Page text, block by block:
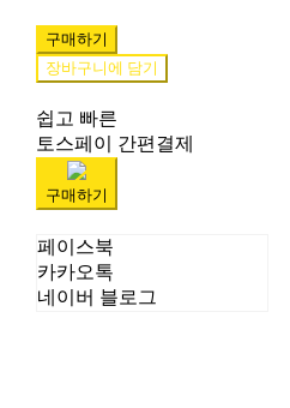
구매하기
장바구니에 담기
쉽고 빠른
토스페이 간편결제
구매하기
페이스북
카카오톡
네이버 블로그